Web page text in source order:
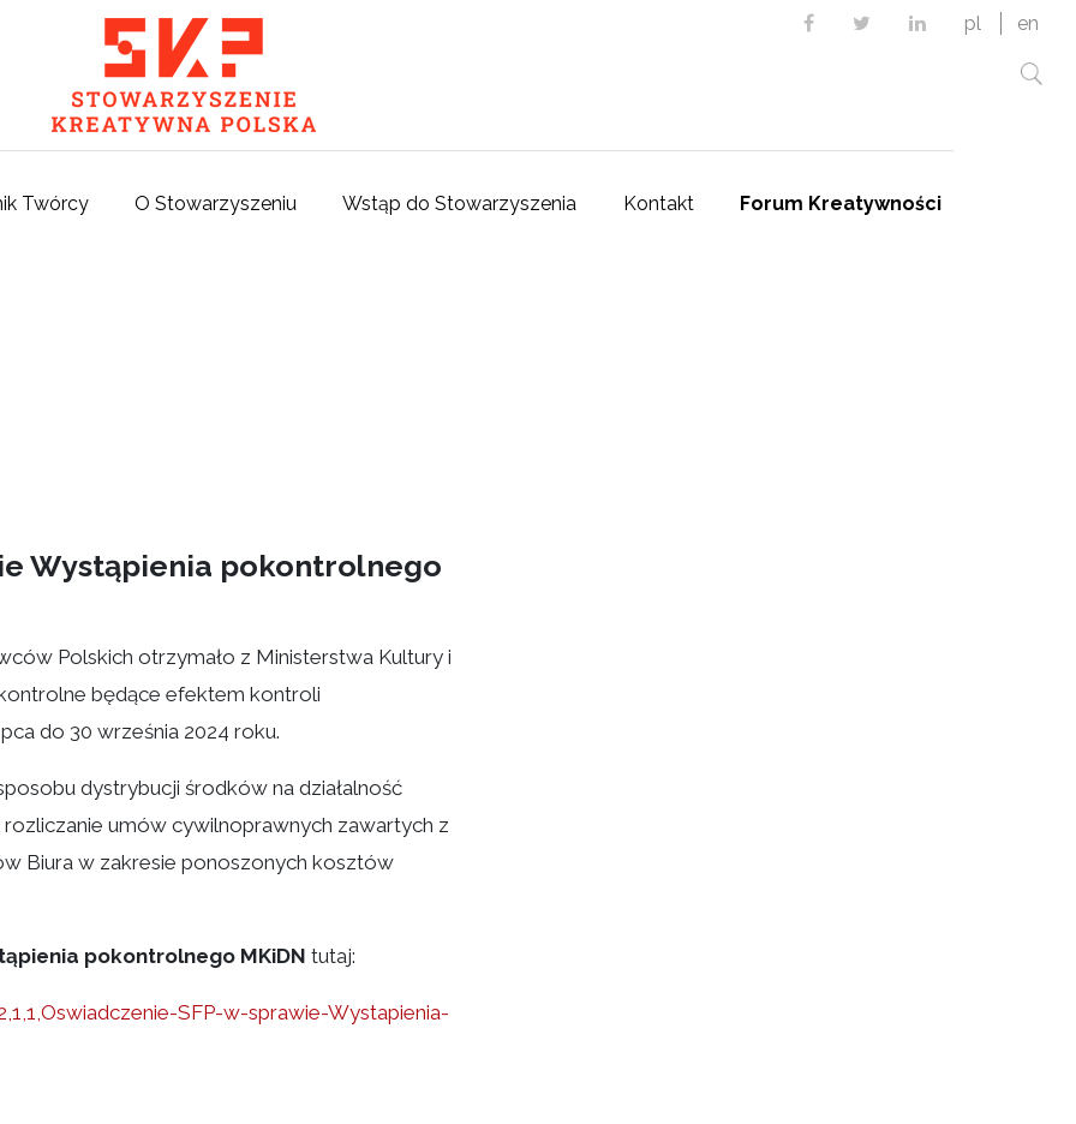
FacebookTwitterLinkedin
pl en
Twórcy O Stowarzyszeniu Wstąp do Stowarzyszenia Kontakt Forum Kreatywności
Wystąpienia pokontrolnego
Polskich otrzymało z Ministerstwa Kultury i
będące efektem kontroli
do 30 września 2024 roku.
dystrybucji środków na działalność
umów cywilnoprawnych zawartych z
Biura w zakresie ponoszonych kosztów
pokontrolnego MKiDN tutaj:
SFP-w-sprawie-Wystapienia-